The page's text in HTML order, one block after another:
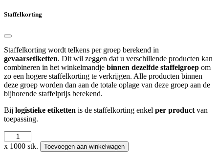
Staffelkorting
Staffelkorting wordt telkens per groep berekend in
gevaarsetiketten. Dit wil zeggen dat u verschillende producten kan
combineren in het winkelmandje binnen dezelfde staffelgroep om
zo een hogere staffelkorting te verkrijgen. Alle producten binnen
deze groep worden dan aan de totale oplage van deze groep aan de
bijhorende staffelprijs berekend.
Bij logistieke etiketten is de staffelkorting enkel per product van
toepassing.
IMO
2.1
x 1000 stk. Toevoegen aan winkelwagen